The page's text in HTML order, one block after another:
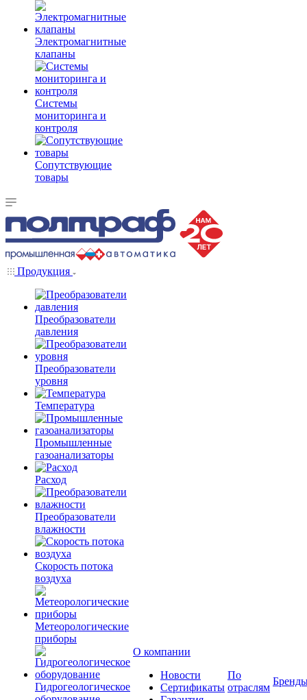
Электромагнитные
клапаны
Системы
мониторинга и
контроля
Сопутствующие
товары
Продукция
Преобразователи
давления
Преобразователи
уровня
Температура
Промышленные
газоанализаторы
Расход
Преобразователи
влажности
Скорость потока
воздуха
Метеорологические
приборы
Гидрогеологическое
О компании
Новости
Сертификаты
По
отраслям